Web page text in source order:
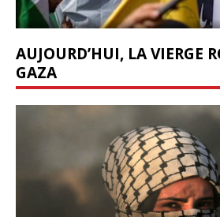
AUJOURD’HUI, LA VIERGE
GAZA